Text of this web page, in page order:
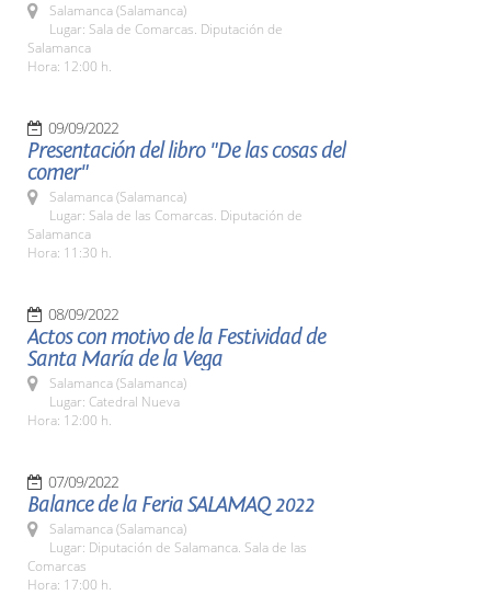
Salamanca (Salamanca)
Lugar: Sala de Comarcas. Diputación de
Salamanca
Hora: 12:00 h.
09/09/2022
Presentación del libro "De las cosas del
comer"
Salamanca (Salamanca)
Lugar: Sala de las Comarcas. Diputación de
Salamanca
Hora: 11:30 h.
08/09/2022
Actos con motivo de la Festividad de
Santa María de la Vega
Salamanca (Salamanca)
Lugar: Catedral Nueva
Hora: 12:00 h.
07/09/2022
Balance de la Feria SALAMAQ 2022
Salamanca (Salamanca)
Lugar: Diputación de Salamanca. Sala de las
Comarcas
Hora: 17:00 h.